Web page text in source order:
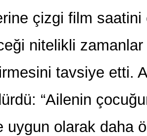
çizgi film
nitelikli
tavsiye etti.
“Ailenin
uygun olarak daha